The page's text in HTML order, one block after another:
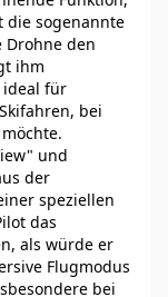
die sogenannte
Drohne den
ihm
ideal für
bei
und
der
speziellen
das
als würde er
Flugmodus
bei